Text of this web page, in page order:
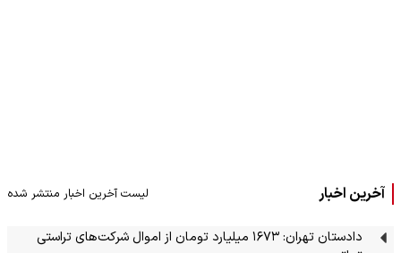
آخرین اخبار لیست آخرین اخبار منتشر شده
دادستان تهران: ۱۶۷۳ میلیارد تومان از اموال شرکت‌های تراستی